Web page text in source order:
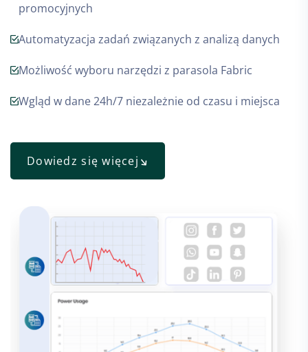
promocyjnych
Automatyzacja zadań związanych z analizą danych
Możliwość wyboru narzędzi z parasola Fabric
Wgląd w dane 24h/7 niezależnie od czasu i miejsca
Dowiedz się więcej